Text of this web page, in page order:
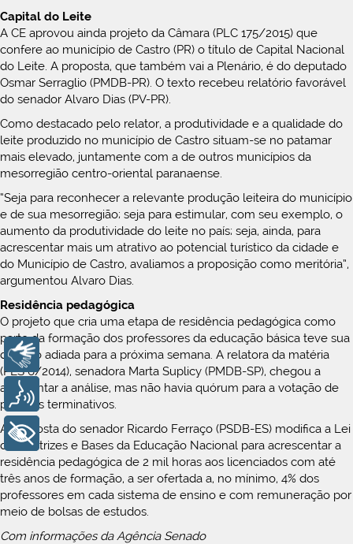
Capital do Leite
A CE aprovou ainda projeto da Câmara (PLC 175/2015) que
confere ao município de Castro (PR) o título de Capital Nacional
do Leite. A proposta, que também vai a Plenário, é do deputado
Osmar Serraglio (PMDB-PR). O texto recebeu relatório favorável
do senador Alvaro Dias (PV-PR).
Como destacado pelo relator, a produtividade e a qualidade do
leite produzido no município de Castro situam-se no patamar
mais elevado, juntamente com a de outros municípios da
mesorregião centro-oriental paranaense.
“Seja para reconhecer a relevante produção leiteira do município
e de sua mesorregião; seja para estimular, com seu exemplo, o
aumento da produtividade do leite no país; seja, ainda, para
acrescentar mais um atrativo ao potencial turístico da cidade e
do Município de Castro, avaliamos a proposição como meritória”,
argumentou Alvaro Dias.
Residência pedagógica
O projeto que cria uma etapa de residência pedagógica como
parte da formação dos professores da educação básica teve sua
decisão adiada para a próxima semana. A relatora da matéria
(PLS 6/2014), senadora Marta Suplicy (PMDB-SP), chegou a
apresentar a análise, mas não havia quórum para a votação de
projetos terminativos.
A proposta do senador Ricardo Ferraço (PSDB-ES) modifica a Lei
de Diretrizes e Bases da Educação Nacional para acrescentar a
residência pedagógica de 2 mil horas aos licenciados com até
três anos de formação, a ser ofertada a, no mínimo, 4% dos
professores em cada sistema de ensino e com remuneração por
meio de bolsas de estudos.
Com informações da Agência Senado
Libras
Voz
+ Acessibilidade